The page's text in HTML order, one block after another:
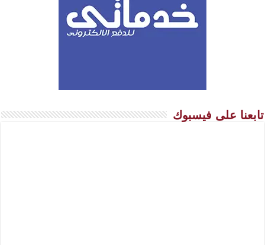
تابعنا على فيسبوك